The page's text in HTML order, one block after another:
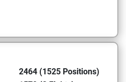
2464 (1525 Positions)